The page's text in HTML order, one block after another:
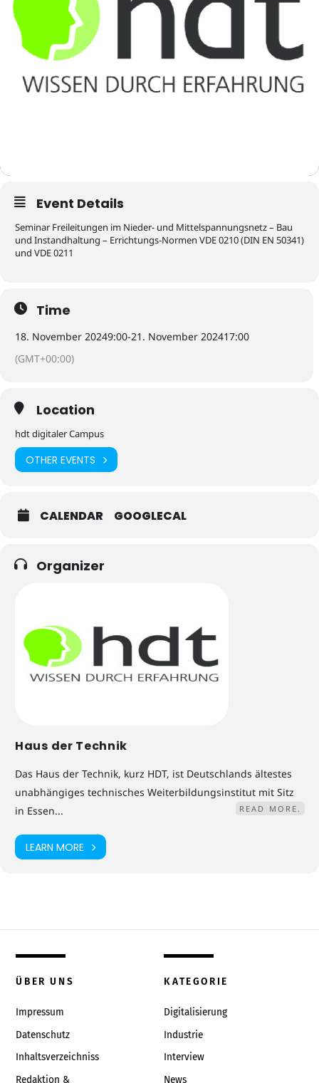
Event Details
Seminar Freileitungen im Nieder- und Mittelspannungsnetz – Bau
und Instandhaltung – Errichtungs-Normen VDE 0210 (DIN EN 50341)
und VDE 0211
Time
18. November 20249:00-21. November 202417:00
(GMT+00:00)
Location
hdt digitaler Campus
OTHER EVENTS
CALENDAR GOOGLECAL
Organizer
Haus der Technik
Das Haus der Technik, kurz HDT, ist Deutschlands ältestes
unabhängiges technisches Weiterbildungsinstitut mit Sitz
in Essen...
READ MORE.
LEARN MORE
ÜBER UNS
Impressum
Datenschutz
Inhaltsverzeichniss
Redaktion &
KATEGORIE
Digitalisierung
Industrie
Interview
News